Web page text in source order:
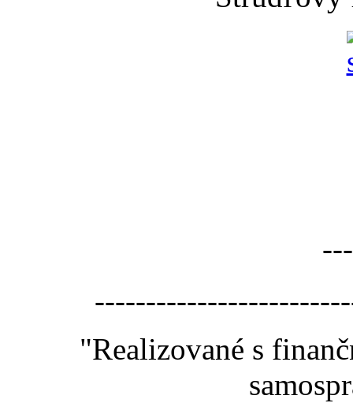
"Realizované s